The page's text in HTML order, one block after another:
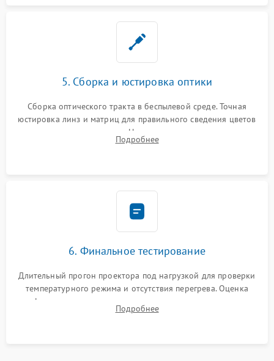
5. Сборка и юстировка оптики
Сборка оптического тракта в беспылевой среде. Точная
юстировка линз и матриц для правильного сведения цветов
и устранения размытия. Надежное подключение всех
шлейфов, установка датчиков и закрытие корпуса
Подробнее
6. Финальное тестирование
Длительный прогон проектора под нагрузкой для проверки
температурного режима и отсутствия перегрева. Оценка
фокуса, контрастности и цветопередачи на тестовых
таблицах. Проверка работы всех видеовходов и кнопок
Подробнее